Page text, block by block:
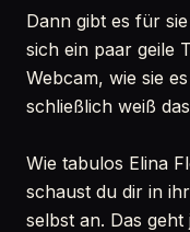
Dann gibt es für
sich ein paar geile
Webcam, wie sie
schließlich weiß
Wie tabulos Elina
schaust du dir in
selbst an. Das